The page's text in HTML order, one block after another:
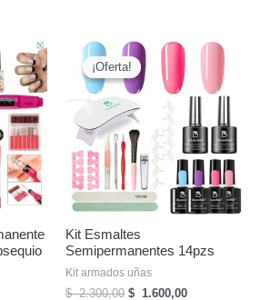
¡Oferta!
¡Oferta!
Kit Esmaltes
Semipermanentes 14pzs
Kit armados uñas
$2.300,00 El
$ 1.600,00El